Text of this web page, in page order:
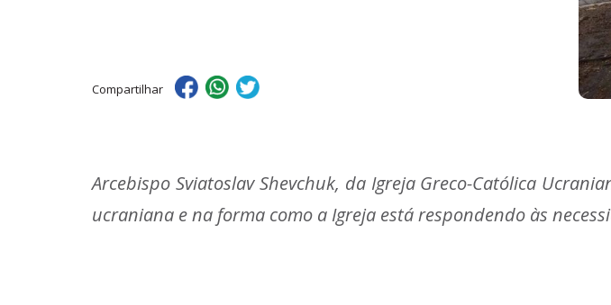
Compartilhar
Arcebispo Sviatoslav Shevchuk, da Igreja Greco-Católica
ucraniana e na forma como a Igreja está respondendo às